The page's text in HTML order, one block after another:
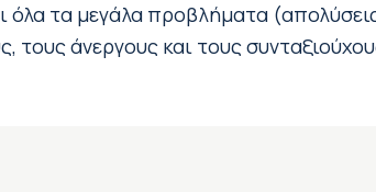
τα μεγάλα προβλήματα
τους άνεργους και τους